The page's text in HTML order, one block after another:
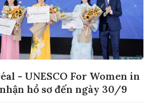
- UNESCO For Women in
hồ sơ đến ngày 30/9